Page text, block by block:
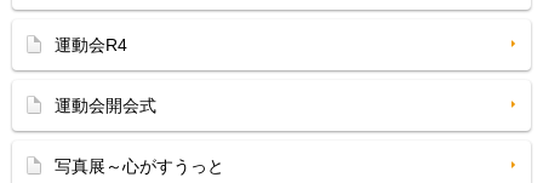
運動会R4
運動会開会式
写真展～心がすうっと